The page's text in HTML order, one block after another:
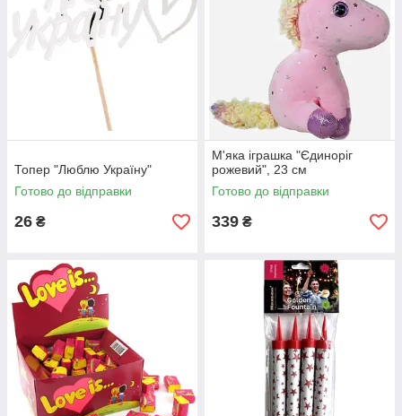
Топер "Люблю Україну"
Готово до відправки
26 ₴
М'яка іграшка "Єдиноріг
рожевий", 23 см
Готово до відправки
339 ₴